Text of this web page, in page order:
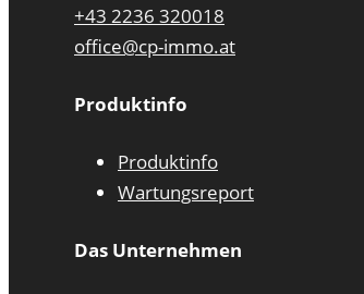
+43 2236 320018
office@cp-immo.at
Produktinfo
Produktinfo
Wartungsreport
Das Unternehmen